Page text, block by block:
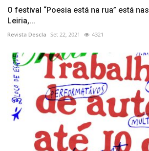
O festival “Poesia está na rua” está
Leiria,...
Revista Descla Set 22, 2021 4321